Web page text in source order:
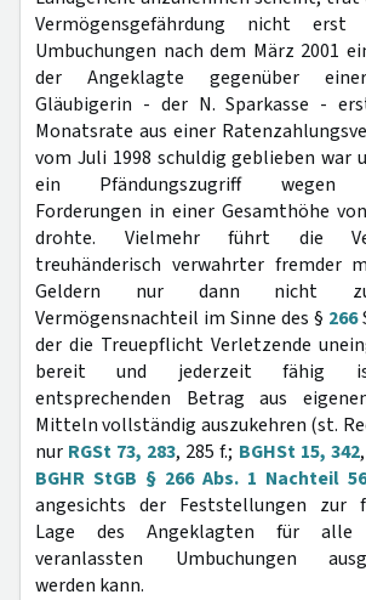
Vermögensgefährdung nicht
Umbuchungen nach dem März 2001
der Angeklagte gegenüber
Gläubigerin - der N. Sparkasse -
Monatsrate aus einer
vom Juli 1998 schuldig geblieben war
ein Pfändungszugriff wegen
Forderungen in einer Gesamthöhe
drohte. Vielmehr führt die
treuhänderisch verwahrter fremder
Geldern nur dann nicht
Vermögensnachteil im Sinne des § 266
der die Treuepflicht Verletzende
bereit und jederzeit fähig
entsprechenden Betrag aus
Mitteln vollständig auszukehren (st.
nur RGSt 73, 283, 285 f.; BGHSt 15, 342
BGHR StGB § 266 Abs. 1 Nachteil 56
angesichts der Feststellungen zur
Lage des Angeklagten für
veranlassten Umbuchungen
werden kann.